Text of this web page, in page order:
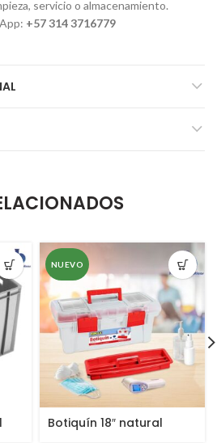
servicio o almacenamiento.
+57 314 3716779
NUEVO
Botiquín 18″ natural